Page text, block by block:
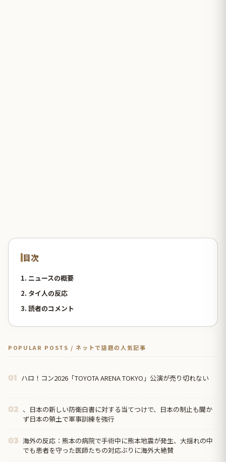
目次
1. ニュースの概要
2. タイ人の反応
3. 読者のコメント
POPULAR POSTS / ネットで話題の人気記事
01 ハロ！コン2026「TOYOTA ARENA TOKYO」公演が売り切れない
02 、日本の新しい防衛白書に対する当てつけで、日本の制止も聞か
ず日本の領土で軍事訓練を強行
03 海外の反応：熊本の病院で手術中に熊本地震が発生、大揺れの中
でも患者を守った医師たちの対応ぶりに海外大絶賛